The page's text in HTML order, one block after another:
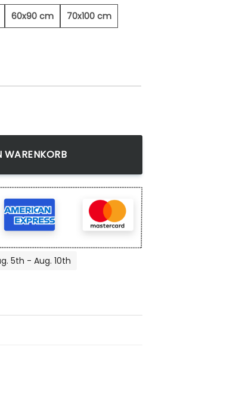
60x90 cm 70x100 cm
WARENKORB
5th - Aug. 10th